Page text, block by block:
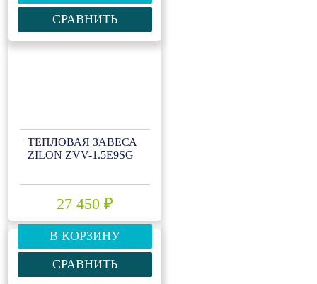
СРАВНИТЬ
ТЕПЛОВАЯ ЗАВЕСА
ZILON ZVV-1.5Е9SG
27 450 ₽
В КОРЗИНУ
СРАВНИТЬ